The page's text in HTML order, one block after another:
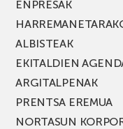
ENPRESAK
ALBISTEAK
EKITALDIEN
ARGITALPENAK
PRENTSA EREMUA
NORTASUN